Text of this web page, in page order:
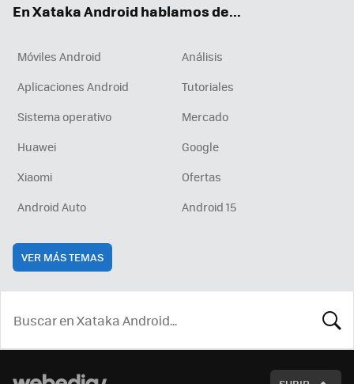
En Xataka Android hablamos de...
Móviles Android
Análisis
Aplicaciones Android
Tutoriales
Sistema operativo
Mercado
Huawei
Google
Xiaomi
Ofertas
Android Auto
Android 15
VER MÁS TEMAS